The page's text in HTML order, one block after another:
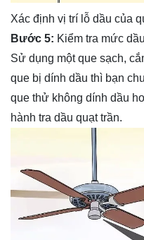
Xác định vị trí lỗ dầu của
Bước 5: Kiểm tra mức
Sử dụng một que sạch,
que bị dính dầu thì bạn
que thử không dính dầu
hành tra dầu quạt trần.